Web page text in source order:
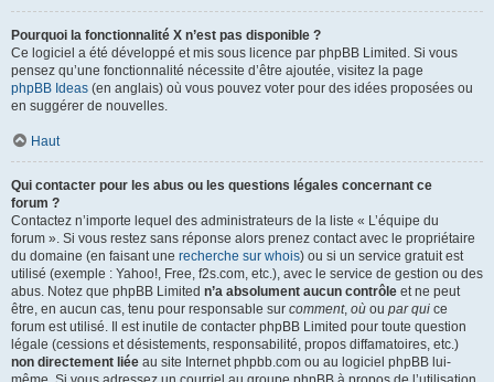
Pourquoi la fonctionnalité X n’est pas disponible ?
Ce logiciel a été développé et mis sous licence par phpBB Limited. Si vous
pensez qu’une fonctionnalité nécessite d’être ajoutée, visitez la page
phpBB Ideas (en anglais) où vous pouvez voter pour des idées proposées ou
en suggérer de nouvelles.
Haut
Qui contacter pour les abus ou les questions légales concernant ce
forum ?
Contactez n’importe lequel des administrateurs de la liste « L’équipe du
forum ». Si vous restez sans réponse alors prenez contact avec le propriétaire
du domaine (en faisant une recherche sur whois) ou si un service gratuit est
utilisé (exemple : Yahoo!, Free, f2s.com, etc.), avec le service de gestion ou des
abus. Notez que phpBB Limited n’a absolument aucun contrôle et ne peut
être, en aucun cas, tenu pour responsable sur comment, où ou par qui ce
forum est utilisé. Il est inutile de contacter phpBB Limited pour toute question
légale (cessions et désistements, responsabilité, propos diffamatoires, etc.)
non directement liée au site Internet phpbb.com ou au logiciel phpBB lui-